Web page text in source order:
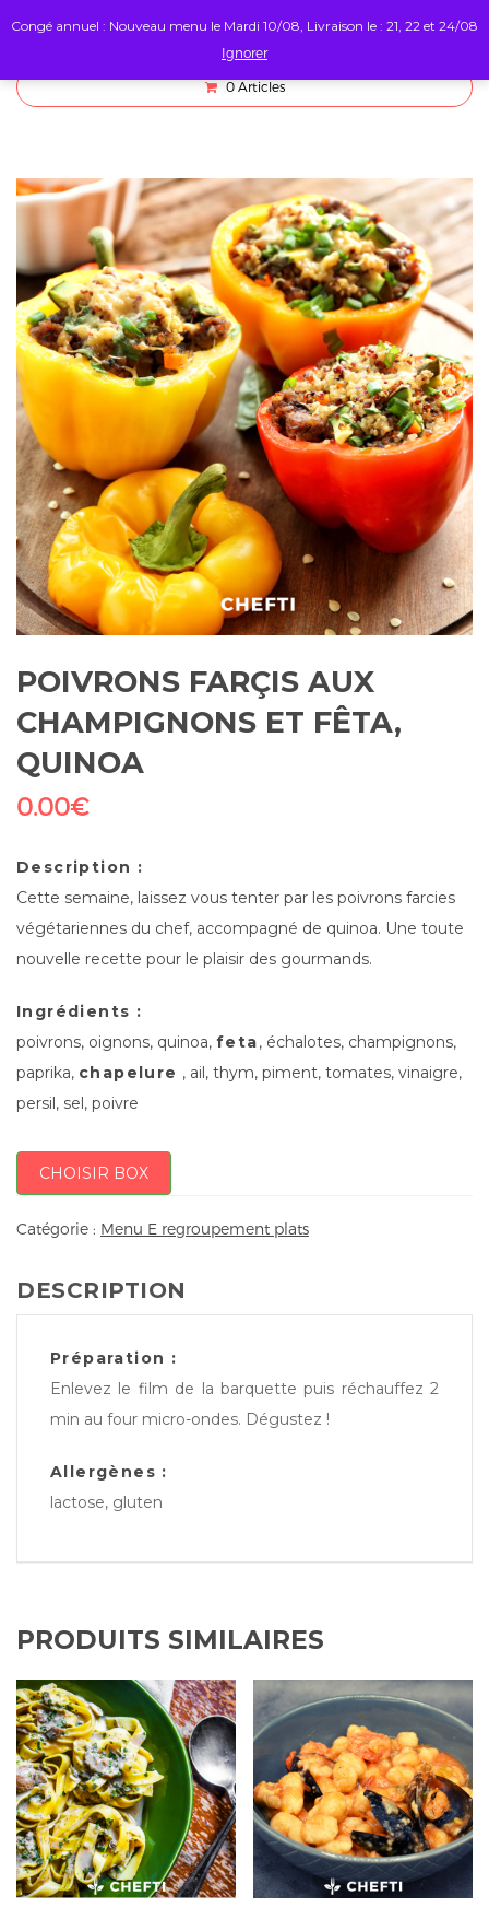
0 Articles
POIVRONS FARÇIS AUX
CHAMPIGNONS ET FÊTA,
QUINOA
0.00€
Description :
Cette semaine, laissez vous tenter par les poivrons farcies
végétariennes du chef, accompagné de quinoa. Une toute
nouvelle recette pour le plaisir des gourmands.
Ingrédients :
poivrons, oignons, quinoa, feta, échalotes, champignons,
paprika, chapelure , ail, thym, piment, tomates, vinaigre,
persil, sel, poivre
CHOISIR BOX
Catégorie : Menu E regroupement plats
DESCRIPTION
Préparation :
Enlevez le film de la barquette puis réchauffez 2
min au four micro-ondes. Dégustez !
Allergènes :
lactose, gluten
PRODUITS SIMILAIRES
Congé annuel : Nouveau menu le Mardi 10/08, Livraison le : 21, 22 et 24/08
Ignorer